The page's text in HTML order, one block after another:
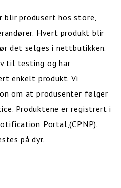
blir produsert hos store,
Hvert produkt blir
det selges i nettbutikken.
til testing og har
enkelt produkt. Vi
om at produsenter følger
Produktene er registrert i
Portal,(CPNP).
på dyr.